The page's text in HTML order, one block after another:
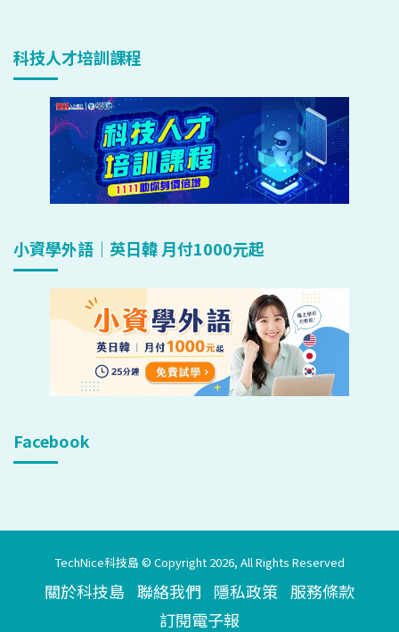
科技人才培訓課程
小資學外語｜英日韓 月付1000元起
Facebook
TechNice科技島 © Copyright 2026, All Rights Reserved
關於科技島 聯絡我們 隱私政策 服務條款
訂閱電子報